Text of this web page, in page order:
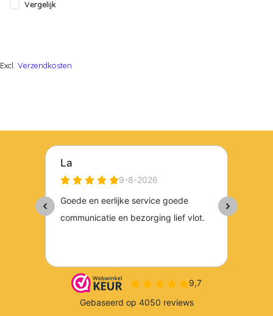
Vergelijk
Excl. Verzendkosten